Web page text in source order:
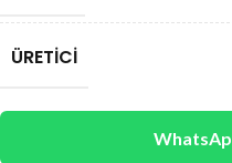
ÜRETICI